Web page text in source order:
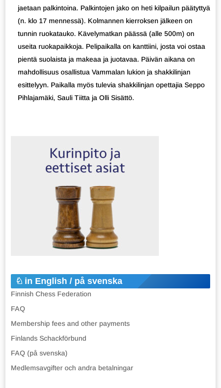
jaetaan palkintoina. Palkintojen jako on heti kilpailun päätyttyä
(n. klo 17 mennessä). Kolmannen kierroksen jälkeen on
tunnin ruokatauko. Kävelymatkan päässä (alle 500m) on
useita ruokapaikkoja. Pelipaikalla on kanttiini, josta voi ostaa
pientä suolaista ja makeaa ja juotavaa. Päivän aikana on
mahdollisuus osallistua Vammalan lukion ja shakkilinjan
esittelyyn. Paikalla myös tulevia shakkilinjan opettajia Seppo
Pihlajamäki, Sauli Tiitta ja Olli Sisättö.
in English / på svenska
Finnish Chess Federation
FAQ
Membership fees and other payments
Finlands Schackförbund
FAQ (på svenska)
Medlemsavgifter och andra betalningar